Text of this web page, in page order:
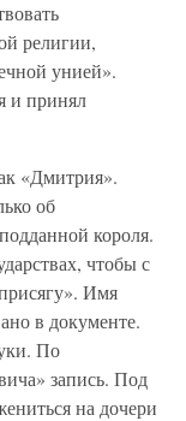
религии,
унией».
и принял
«Дмитрия».
об
короля.
чтобы с
Имя
в документе.
По
запись. Под
на дочери